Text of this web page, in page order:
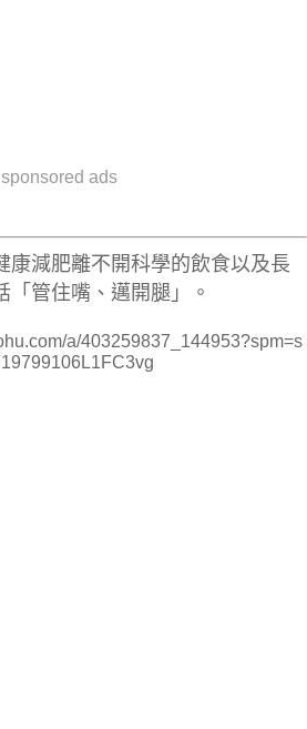
sponsored ads
康減肥離不開科學的飲食以及長
管住嘴、邁開腿」。
a/403259837_144953?spm=s